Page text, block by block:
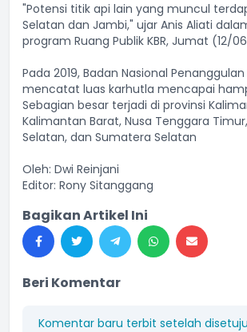
"Potensi titik api lain yang muncul
Selatan dan Jambi," ujar Anis Aliati
program Ruang Publik KBR, Jumat (12/
Pada 2019, Badan Nasional
mencatat luas karhutla mencapai
Sebagian besar terjadi di provinsi
Kalimantan Barat, Nusa Tenggara
Selatan, dan Sumatera Selatan
Oleh: Dwi Reinjani
Editor: Rony Sitanggang
Bagikan Artikel Ini
Beri Komentar
Komentar baru terbit setelah